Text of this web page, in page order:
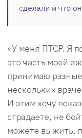
сделали и что
«У меня ПТСР. Я
это часть моей
принимаю
нескольких
И этим хочу
страдаете, не
можете выжить,